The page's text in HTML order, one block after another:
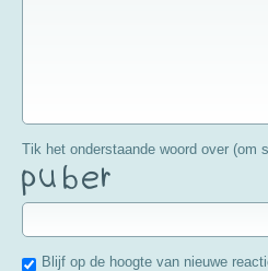
Tik het onderstaande woord over (om
Blijf op de hoogte van nieuwe